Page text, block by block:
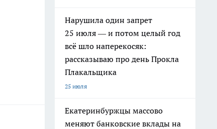
Нарушила один запрет
25 июля — и потом целый год
всё шло наперекосяк:
рассказываю про день Прокла
Плакальщика
25 июля
Екатеринбуржцы массово
меняют банковские вклады на